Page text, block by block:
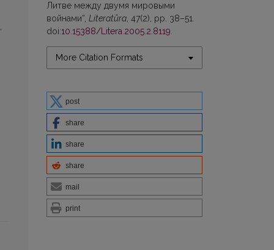
Литве между двумя мировыми
войнами”, Literatūra , 47(2), pp. 38–51.
doi:10.15388/Litera.2005.2.8119
More Citation Formats
post
share
share
share
mail
print